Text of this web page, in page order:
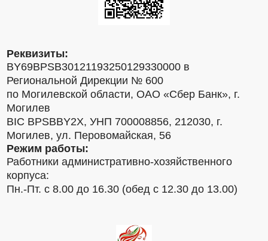
Реквизиты:
BY69BPSB30121193250129330000 в
Региональной Дирекции № 600
по Могилевской области, ОАО «Сбер Банк», г.
Могилев
BIC BPSBBY2X, УНП 700008856, 212030, г.
Могилев, ул. Перовомайская, 56
Режим работы:
Работники административно-хозяйственного
корпуса:
Пн.-Пт. с 8.00 до 16.30 (обед с 12.30 до 13.00)